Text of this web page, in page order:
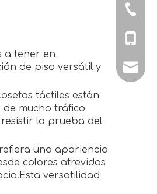
a tener en
de piso versátil y
táctiles están
mucho tráfico
resistir la prueba del
una apariencia
colores atrevidos
versatilidad
+86-